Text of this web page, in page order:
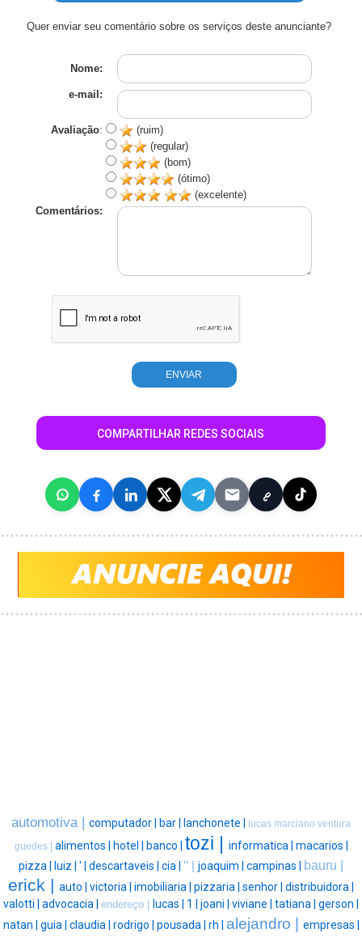
Quer enviar seu comentário sobre os serviços deste anunciante?
Nome:
e-mail:
Avaliação:
(ruim)
(regular)
(bom)
(ótimo)
(excelente)
Comentários:
COMPARTILHAR REDES SOCIAIS
automotiva | computador | bar | lanchonete |
lucas marciano ventura
guedes | alimentos | hotel | banco | tozi | informatica | macarios |
pizza |
luiz | ' | descartaveis | cia | '' | joaquim | campinas | bauru |
erick | auto | victoria | imobiliaria | pizzaria | senhor | distribuidora |
valotti | advocacia | endereço | lucas | 1 | joani | viviane | tatiana | gerson |
natan | guia | claudia | rodrigo | pousada | rh | alejandro | empresas |